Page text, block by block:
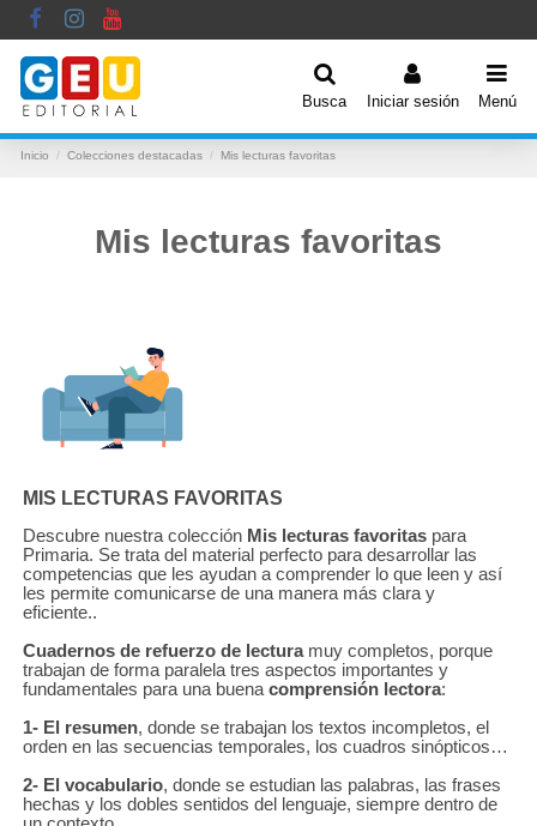
Busca Iniciar sesión Menú
Inicio Colecciones destacadas Mis lecturas favoritas
Mis lecturas favoritas
MIS LECTURAS FAVORITAS
Descubre nuestra colección Mis lecturas favoritas para
Primaria. Se trata del material perfecto para desarrollar las
competencias que les ayudan a comprender lo que leen y así
les permite comunicarse de una manera más clara y
eficiente..
Cuadernos de refuerzo de lectura muy completos, porque
trabajan de forma paralela tres aspectos importantes y
fundamentales para una buenacomprensión lectora:
1- El resumen, donde se trabajan los textos incompletos, el
orden en las secuencias temporales, los cuadros sinópticos…
2- El vocabulario, donde se estudian las palabras, las frases
hechas y los dobles sentidos del lenguaje, siempre dentro de